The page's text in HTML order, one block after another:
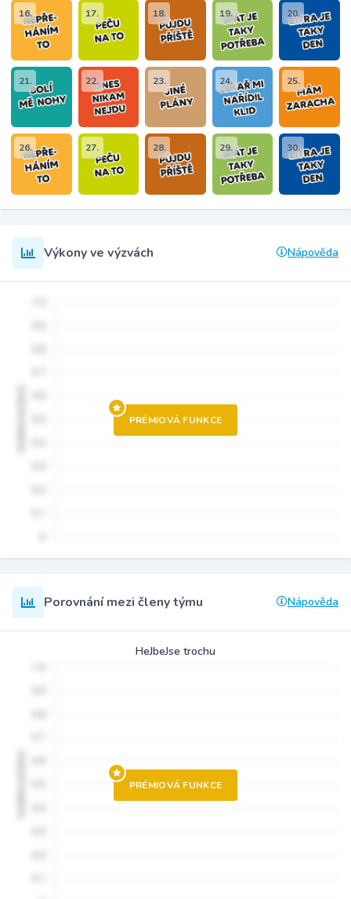
16. 17. 18. 19. 20.
21. 22. 23. 24. 25.
26. 27. 28. 29. 30.
Výkony ve výzvách Nápověda
PRÉMIOVÁ FUNKCE
Porovnání mezi členy týmu Nápověda
HeJbeJse trochu
PRÉMIOVÁ FUNKCE